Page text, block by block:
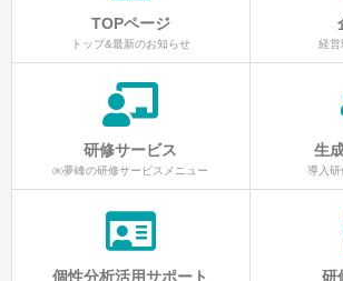
TOPページ
トップ&最新のお知らせ 経営
研修サービス
㈱夢峰の研修サービスメニュー
生
導入研
個性分析活用サポート 研